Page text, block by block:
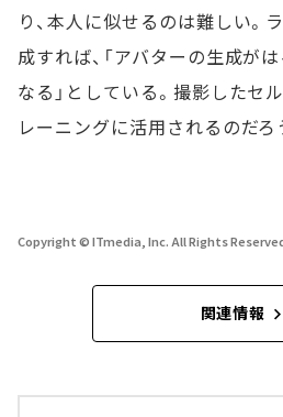
り、本人に似せるのは難しい。
成すれば、「アバターの生成が
なる」としている。撮影したセ
レーニングに活用されるのだろ
Copyright © ITmedia, Inc. All Rights
関連情報